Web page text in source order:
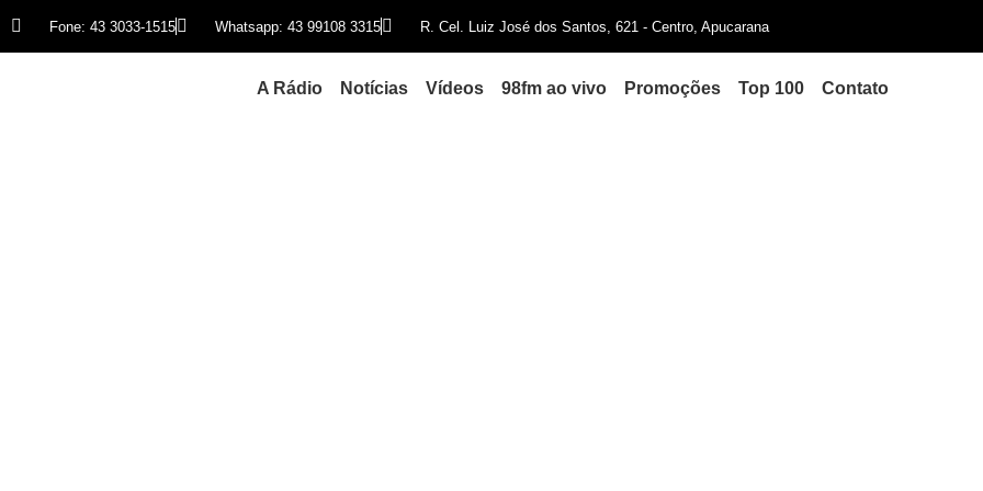
Fone: 43 3033-1515 Whatsapp: 43 99108 3315 R. Cel. Luiz José dos Santos, 621 - Centro, Apucarana
A Rádio Notícias Vídeos 98fm ao vivo Promoções Top 100 Contato